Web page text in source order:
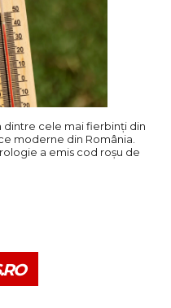
dintre cele mai fierbinți din
moderne din România.
a emis cod roșu de